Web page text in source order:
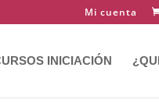
Mi cuenta
INICIACIÓN